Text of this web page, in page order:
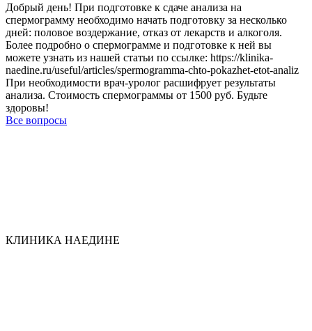
Добрый день! При подготовке к сдаче анализа на
спермограмму необходимо начать подготовку за несколько
дней: половое воздержание, отказ от лекарств и алкоголя.
Более подробно о спермограмме и подготовке к ней вы
можете узнать из нашей статьи по ссылке: https://klinika-
naedine.ru/useful/articles/spermogramma-chto-pokazhet-etot-analiz
При необходимости врач-уролог расшифрует результаты
анализа. Стоимость спермограммы от 1500 руб. Будьте
здоровы!
Все вопросы
КЛИНИКА НАЕДИНЕ